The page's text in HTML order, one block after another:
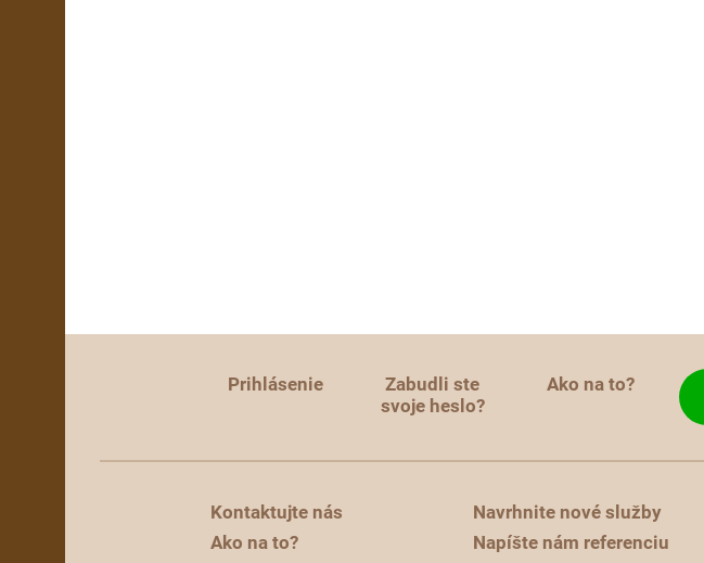
Prihlásenie
Zabudli ste
svoje heslo?
Ako na to?
Kontaktujte nás
Ako na to?
Navrhnite nové služby
Napíšte nám referenciu